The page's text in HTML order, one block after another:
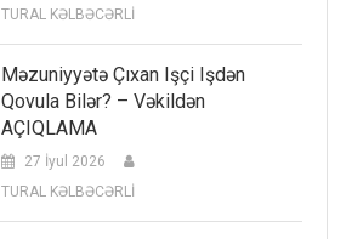
TURAL KƏLBƏCƏRLİ
Məzuniyyətə Çıxan Işçi Işdən
Qovula Bilər? – Vəkildən
AÇIQLAMA
27 İyul 2026
TURAL KƏLBƏCƏRLİ